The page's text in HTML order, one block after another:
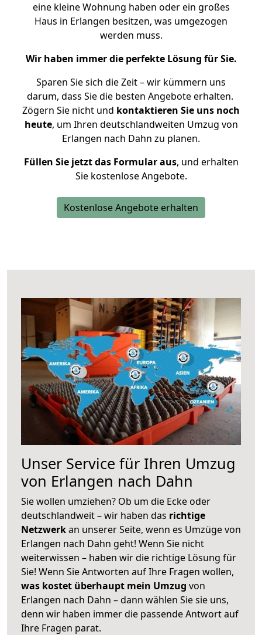
eine kleine Wohnung haben oder ein großes
Haus in Erlangen besitzen, was umgezogen
werden muss.
Wir haben immer die perfekte Lösung für Sie.
Sparen Sie sich die Zeit – wir kümmern uns
darum, dass Sie die besten Angebote erhalten.
Zögern Sie nicht und kontaktieren Sie uns noch
heute, um Ihren deutschlandweiten Umzug von
Erlangen nach Dahn zu planen.
Füllen Sie jetzt das Formular aus, und erhalten
Sie kostenlose Angebote.
Kostenlose Angebote erhalten
Unser Service für Ihren Umzug
von Erlangen nach Dahn
Sie wollen umziehen? Ob um die Ecke oder
deutschlandweit – wir haben das richtige
Netzwerkan unserer Seite, wenn es Umzüge von
Erlangen nach Dahn geht! Wenn Sie nicht
weiterwissen – haben wir die richtige Lösung für
Sie! Wenn Sie Antworten auf Ihre Fragen wollen,
was kostet überhaupt mein Umzug von
Erlangen nach Dahn – dann wählen Sie sie uns,
denn wir haben immer die passende Antwort auf
Ihre Fragen parat.